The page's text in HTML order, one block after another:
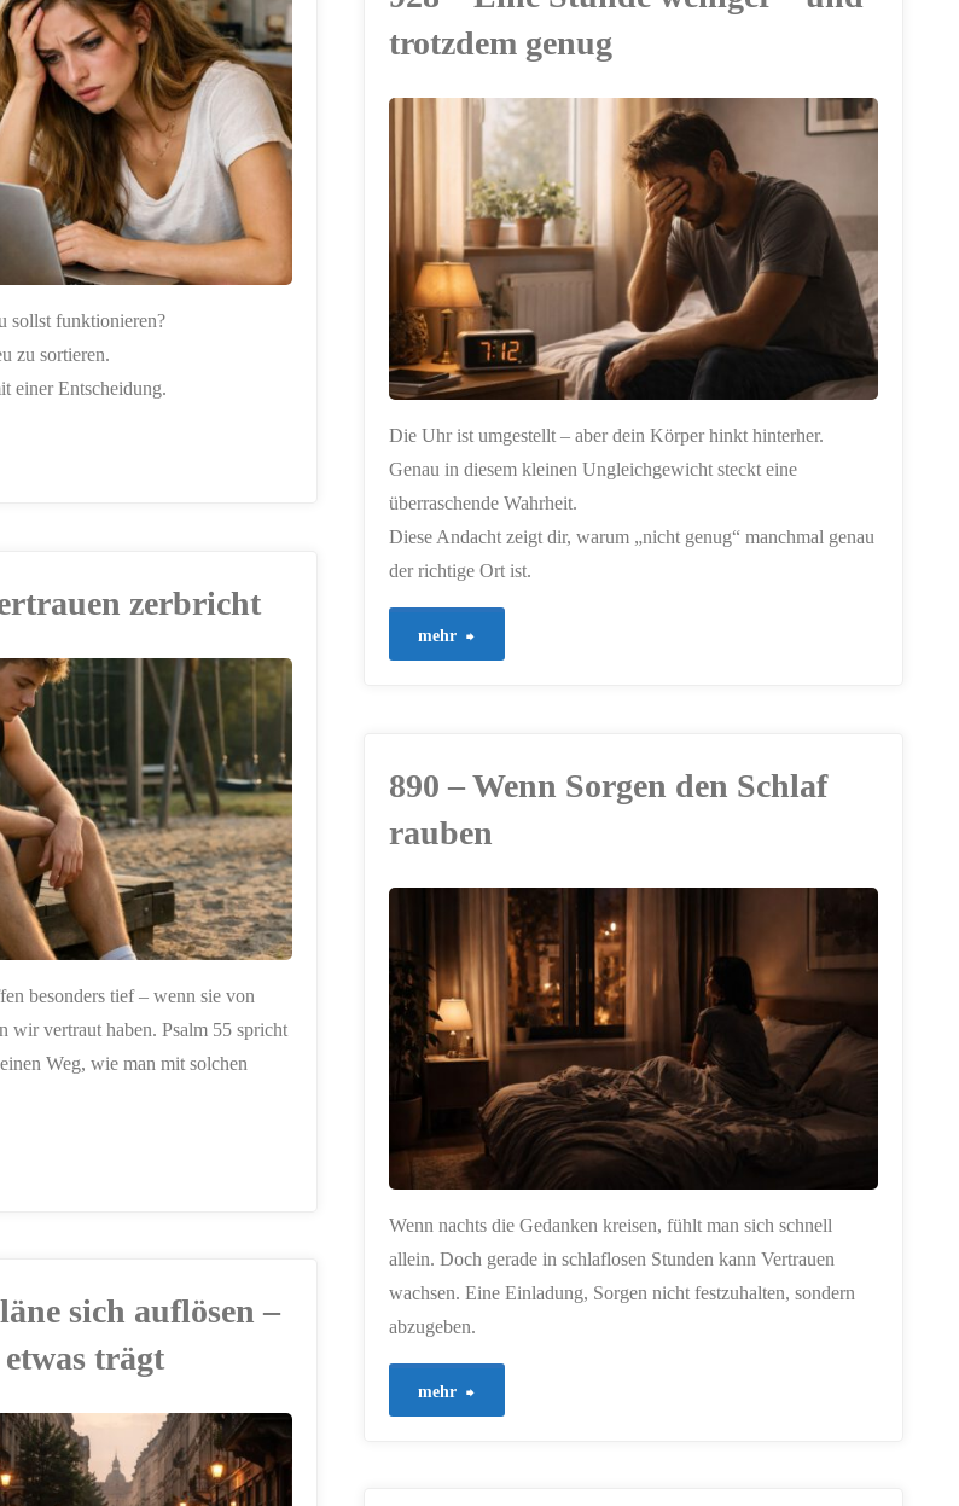
bleibt"
sollst funktionieren?
zu sortieren.
einer Entscheidung.
trotzdem genug
ERSTELLT MIT
CHATGPT
Die Uhr ist umgestellt – aber dein Körper hinkt hinterher.
Genau in diesem kleinen Ungleichgewicht steckt eine
überraschende Wahrheit.
Diese Andacht zeigt dir, warum „nicht genug“ manchmal genau
der richtige Ort ist.
mehr "928
Stunde
weniger
trotzdem
genug"
zerbricht
besonders tief – wenn sie von
wir vertraut haben. Psalm 55 spricht
Weg, wie man mit solchen
890 – Wenn Sorgen den Schlaf
rauben
ERSTELLT MIT
CHATGPT
Wenn nachts die Gedanken kreisen, fühlt man sich schnell
allein. Doch gerade in schlaflosen Stunden kann Vertrauen
wachsen. Eine Einladung, Sorgen nicht festzuhalten, sondern
abzugeben.
mehr "890
sich auflösen –
trägt